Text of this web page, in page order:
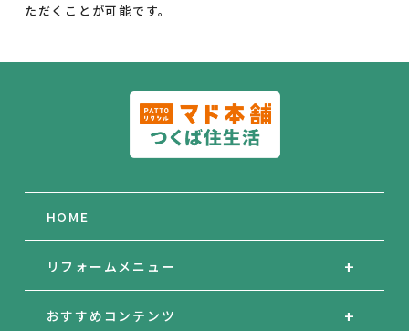
ただくことが可能です。
HOME
リフォームメニュー
おすすめコンテンツ